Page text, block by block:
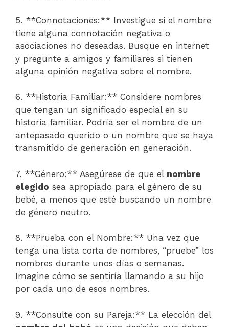
5. **Connotaciones:** Investigue si el nombre
tiene alguna connotación negativa o
asociaciones no deseadas. Busque en internet
y pregunte a amigos y familiares si tienen
alguna opinión negativa sobre el nombre.
6. **Historia Familiar:** Considere nombres
que tengan un significado especial en su
historia familiar. Podría ser el nombre de un
antepasado querido o un nombre que se haya
transmitido de generación en generación.
7. **Género:** Asegúrese de que el nombre
elegido sea apropiado para el género de su
bebé, a menos que esté buscando un nombre
de género neutro.
8. **Prueba con el Nombre:** Una vez que
tenga una lista corta de nombres, “pruebe” los
nombres durante unos días o semanas.
Imagine cómo se sentiría llamando a su hijo
por cada uno de esos nombres.
9. **Consulte con su Pareja:** La elección del